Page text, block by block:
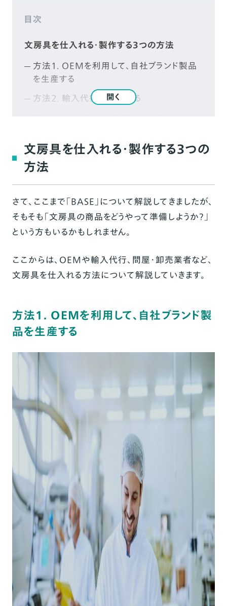
目次
文房具を仕入れる・製作する3つの方法
方法1. OEMを利用して、自社ブランド製品
を生産する
方法2. 輸入代行で仕入れる
る
文房具のネット販売に「BASE」がおすすめな
理由
おすすめな理由1. 「BASE」はたくさんの人
が使っているから安心
おすすめな理由2. オリジナル商品がかんた
おすすめな理由3. さまざまな拡張機能が充
実！ショップ運営を支援！
かんたん、スマホでもできる！
おすすめな理由5. ポップアップ店舗での出
おすすめな理由6. 初期費用も月額費用も無
まとめ
開く
文房具を仕入れる・製作する3つの
方法
さて、ここまで「BASE」について解説してきましたが、
そもそも「文房具の商品をどうやって準備しようか？」
という方もいるかもしれません。
ここからは、OEMや輸入代行、問屋・卸売業者など、
文房具を仕入れる方法について解説していきます。
方法1. OEMを利用して、自社ブランド製
品を生産する